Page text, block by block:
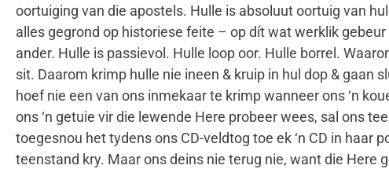
oortuiging van die apostels. Hulle is absoluut oortuig van
alles gegrond op historiese feite – op dít wat werklik
ander. Hulle is passievol. Hulle loop oor. Hulle borrel.
sit. Daarom krimp hulle nie ineen & kruip in hul dop &
hoef nie een van ons inmekaar te krimp wanneer ons ‘n
ons ‘n getuie vir die lewende Here probeer wees, sal ons
toegesnou het tydens ons CD-veldtog toe ek ‘n CD in haar
teenstand kry. Maar ons deins nie terug nie, want die Here